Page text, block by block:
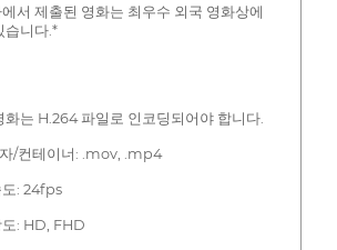
서 제출된 영화는 최우수 외국 영화상에
습니다.*
화는 H.264 파일로 인코딩되어야 합니다.
/컨테이너: .mov, .mp4
도: 24fps
: HD, FHD